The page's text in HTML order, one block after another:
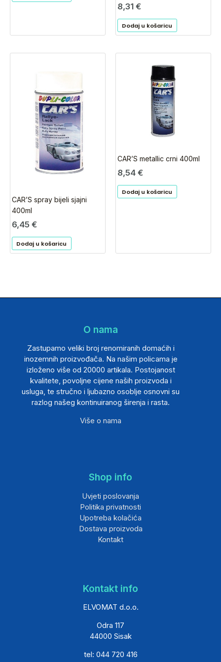
8,31 €
Dodaj u košaricu
CAR’S spray bijeli sjajni
400ml
6,45 €
Dodaj u košaricu
CAR’S metallic crni 400ml
8,54 €
Dodaj u košaricu
O nama
Zastupamo veliki broj renomiranih domaćih i
inozemnih proizvođača. Na našim policama je
izloženo više od 20000 artikala. Postojanost
kvalitete, povoljne cijene naših proizvoda i
usluga, te stručno i ljubazno osoblje osnovni su
razlog našeg kontinuiranog širenja i rasta.
Više o nama
Shop info
Uvjeti poslovanja
Politika privatnosti
Upotreba kolačića
Dostava proizvoda
Kontakt
Kontakt info
ELVOMAT d.o.o.
Odra 117
44000 Sisak
tel: 044 720 416